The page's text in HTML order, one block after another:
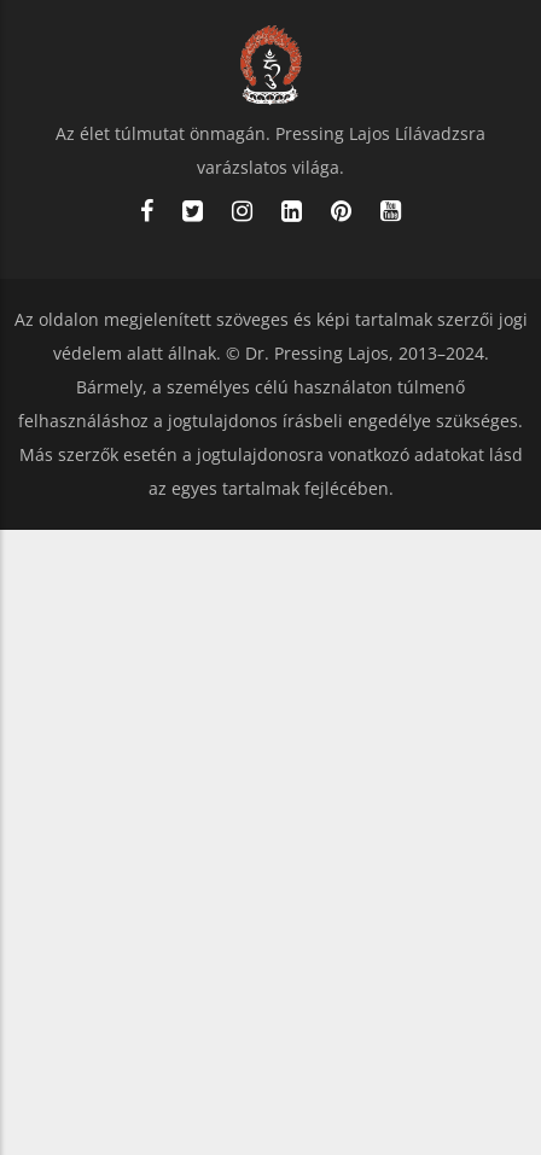
Az élet túlmutat önmagán. Pressing Lajos Lílávadzsra
varázslatos világa.
Az oldalon megjelenített szöveges és képi tartalmak szerzői jogi
védelem alatt állnak. © Dr. Pressing Lajos, 2013–2024.
Bármely, a személyes célú használaton túlmenő
felhasználáshoz a jogtulajdonos írásbeli engedélye szükséges.
Más szerzők esetén a jogtulajdonosra vonatkozó adatokat lásd
az egyes tartalmak fejlécében.